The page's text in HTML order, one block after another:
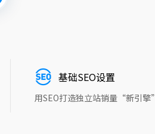
基础SEO设置
用SEO打造独立站销量“新引擎”